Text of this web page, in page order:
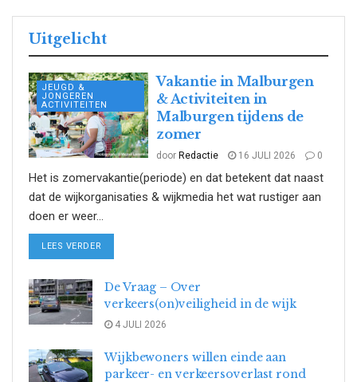
Uitgelicht
JEUGD &
JONGEREN
ACTIVITEITEN
Vakantie in Malburgen
& Activiteiten in
Malburgen tijdens de
zomer
door Redactie 16 JULI 2026 0
Het is zomervakantie(periode) en dat betekent dat naast
dat de wijkorganisaties & wijkmedia het wat rustiger aan
doen er weer...
LEES VERDER
De Vraag – Over
verkeers(on)veiligheid in de wijk
4 JULI 2026
Wijkbewoners willen einde aan
parkeer- en verkeersoverlast rond